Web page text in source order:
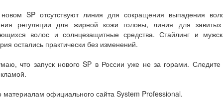
SP отсутствуют линия для сокращения выпадения
регуляции для жирной кожи головы, линия для
волос и солнцезащитные средства. Стайлинг и
остались практически без изменений.
что запуск нового SP в России уже не за горами. Следите
материалам официального сайта System Professional.